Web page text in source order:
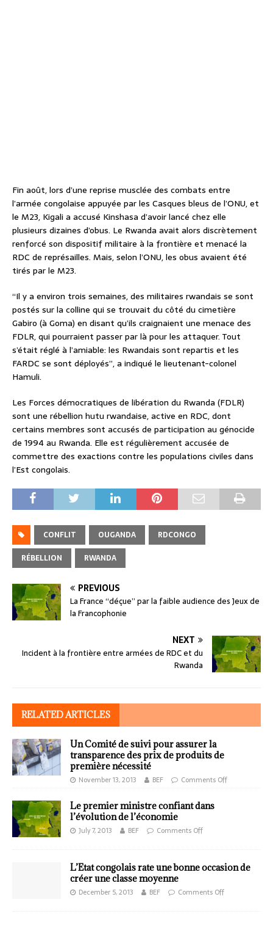
Fin août, lors d’une reprise musclée des combats entre
l’armée congolaise appuyée par les Casques bleus de l’ONU, et
le M23, Kigali a accusé Kinshasa d’avoir lancé chez elle
plusieurs dizaines d’obus. Le Rwanda avait alors discrètement
renforcé son dispositif militaire à la frontière et menacé la
RDC de représailles. Mais, selon l’ONU, les obus avaient été
tirés par le M23.
“Il y a environ trois semaines, des militaires rwandais se sont
postés sur la colline qui se trouvait du côté du cimetière
Gabiro (à Goma) en disant qu’ils craignaient une menace des
FDLR, qui pourraient passer par là pour les attaquer. Tout
s’était réglé à l’amiable: les Rwandais sont repartis et les
FARDC se sont déployés”, a indiqué le lieutenant-colonel
Hamuli.
Les Forces démocratiques de libération du Rwanda (FDLR)
sont une rébellion hutu rwandaise, active en RDC, dont
certains membres sont accusés de participation au génocide
de 1994 au Rwanda. Elle est régulièrement accusée de
commettre des exactions contre les populations civiles dans
l’Est congolais.
CONFLIT OUGANDA
RDCONGO
RÉBELLION
RWANDA
PREVIOUS
La France “déçue” par la faible audience des Jeux de
la Francophonie
NEXT
Incident à la frontière entre armées de RDC et du
Rwanda
RELATED ARTICLES
Un Comité de suivi pour assurer la
transparence des prix de produits de
première nécessité
November 13, 2013 BEF Comments Off
Le premier ministre confiant dans
l’évolution de l’économie
July 7, 2013 BEF Comments Off
L’Etat congolais rate une bonne occasion de
créer une classe moyenne
December 5, 2013 BEF Comments Off